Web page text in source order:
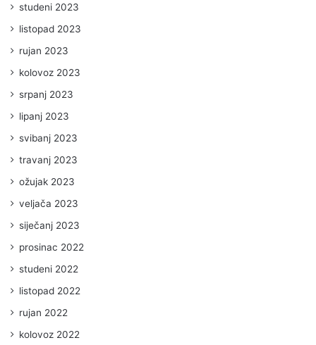
studeni 2023
listopad 2023
rujan 2023
kolovoz 2023
srpanj 2023
lipanj 2023
svibanj 2023
travanj 2023
ožujak 2023
veljača 2023
siječanj 2023
prosinac 2022
studeni 2022
listopad 2022
rujan 2022
kolovoz 2022